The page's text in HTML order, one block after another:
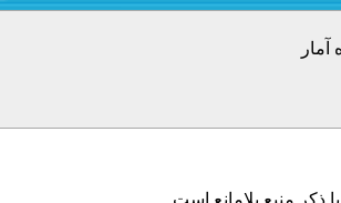
منبع بلامانع است.